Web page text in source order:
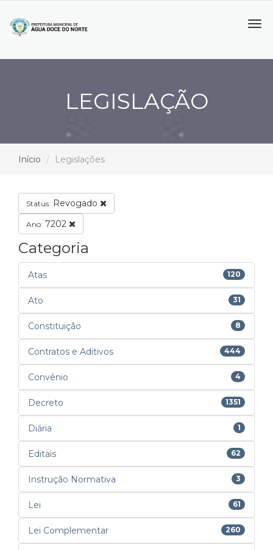
LEGISLAÇÃO
Início Legislações
Status: Revogado
Ano: 7202
Categoria
Atas 120
Ato 31
Constituição 8
Contratos e Aditivos 444
Convênio 4
Decreto 1351
Diária 1
Editais 62
Instrução Normativa 3
Lei 61
Lei Complementar 260